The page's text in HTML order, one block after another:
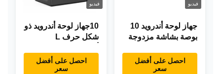
فيديو
جهاز لوحة أندرويد 10
بوصة بشاشة مزدوجة
POE إعلانات جهاز
كمبيوتر لوحي
احصل على أفضل
سعر
فيديو
10جهاز لوحة أندرويد ذو
شكل حرف L
جهاز لوحة IPS جهاز
لوحة لمس للمطعم
احصل على أفضل
سعر